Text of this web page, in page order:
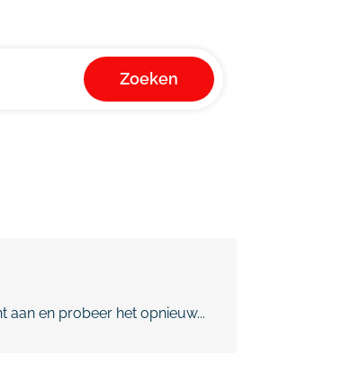
Zoeken
en probeer het opnieuw...